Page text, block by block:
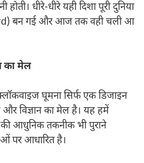
धीरे-धीरे यही दिशा पूरी दुनिया
बन गई और आज तक वही चली आ
का मेल
घूमना सिर्फ एक डिजाइन
और विज्ञान का मेल है। यह हमें
आधुनिक तकनीक भी पुराने
पर आधारित है।